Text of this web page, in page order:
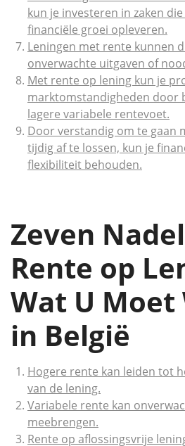
kun je investeren in zaken
financiële groei opleveren.
Leningen met rente kunnen
onverwachte uitgaven of
Met rente op lening kun je
marktomstandigheden door
lagere variabele rentevoet.
Door verstandig om te gaan
tijdig af te lossen, kun je
flexibiliteit behouden.
Zeven
Rente op
Wat U Moet
in België
Hogere rente kan leiden tot
van de lening.
Variabele rente kan
meebrengen.
Rente op aflossingsvrije